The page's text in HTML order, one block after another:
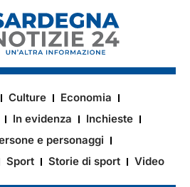
Culture
Economia
In evidenza
Inchieste
e personaggi
Sport Storie di sport Video